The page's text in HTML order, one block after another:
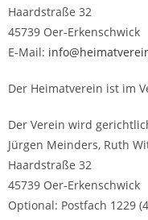
Haardstraße 32
45739 Oer-Erkenschwick
E-Mail:
Der Heimatverein ist im
Der Verein wird
Jürgen Meinders, Ruth
Haardstraße 32
45739 Oer-Erkenschwick
Optional: Postfach 1229